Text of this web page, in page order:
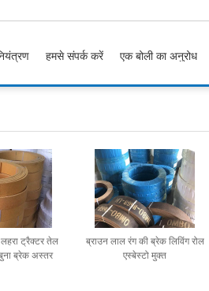
हमसे संपर्क करें एक बोली का अनुरोध
ट्रैक्टर तेल
ब्रेक अस्तर
ब्राउन लाल रंग की ब्रेक लिविंग रोल
एस्बेस्टो मुक्त